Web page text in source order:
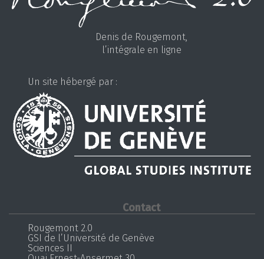
Denis de Rougemont,
l’intégrale en ligne
Un site hébergé par :
Contact
Rougemont 2.0
GSI de l’Université de Genève
Sciences II